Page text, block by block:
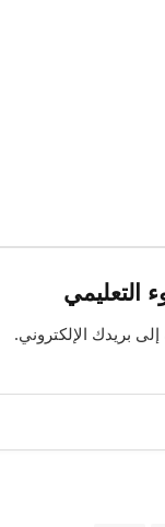
التعليمي
بريدك الإلكتروني.